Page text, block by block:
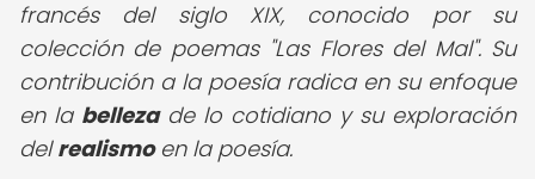
francés del siglo XIX, conocido por su
colección de poemas "Las Flores del Mal". Su
contribución a la poesía radica en su enfoque
en la bellezade lo cotidiano y su exploración
delrealismoen la poesía.